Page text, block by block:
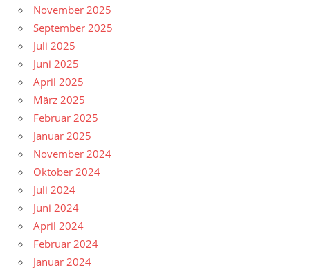
November 2025
September 2025
Juli 2025
Juni 2025
April 2025
März 2025
Februar 2025
Januar 2025
November 2024
Oktober 2024
Juli 2024
Juni 2024
April 2024
Februar 2024
Januar 2024